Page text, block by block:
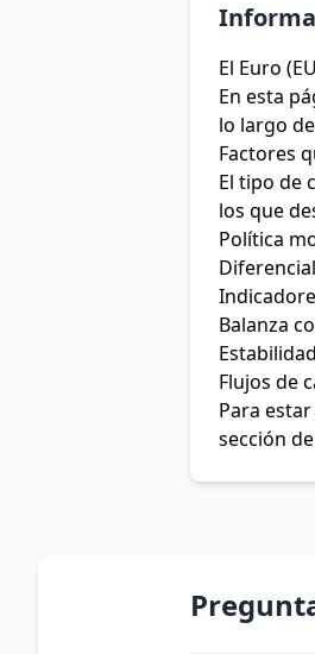
El Euro
En esta
lo largo
Factores
El tipo de
los que
Política
Balanza
Flujos de
Para
sección